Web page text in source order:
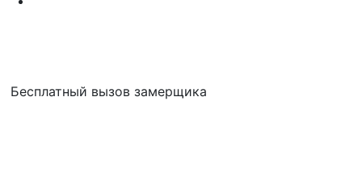
Бесплатный вызов замерщика